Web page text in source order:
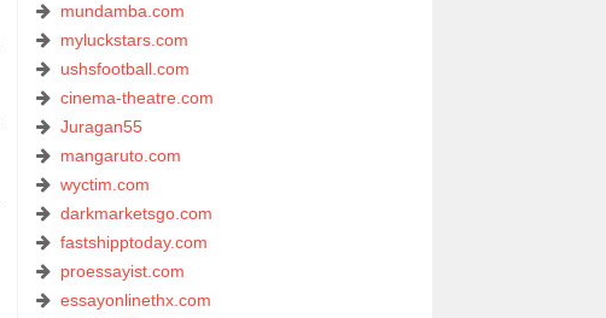
mundamba.com
myluckstars.com
ushsfootball.com
cinema-theatre.com
Juragan55
mangaruto.com
wyctim.com
darkmarketsgo.com
fastshipptoday.com
proessayist.com
essayonlinethx.com